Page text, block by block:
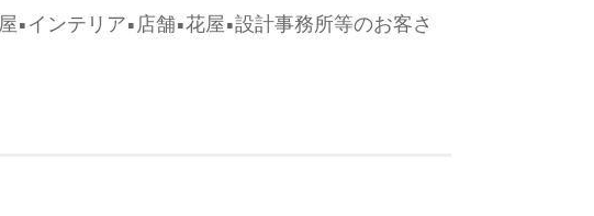
•インテリア•店舗•花屋•設計事務所等のお客さ